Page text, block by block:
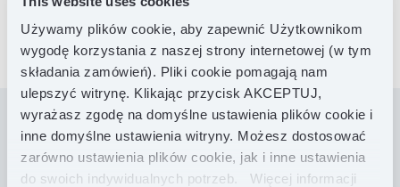
Używamy plików cookie, aby zapewnić Użytkownikom
wygodę korzystania z naszej strony internetowej (w tym
składania zamówień). Pliki cookie pomagają nam
ulepszyć witrynę. Klikając przycisk AKCEPTUJ,
wyrażasz zgodę na domyślne ustawienia plików cookie i
inne domyślne ustawienia witryny. Możesz dostosować
zarówno ustawienia plików cookie, jak i inne ustawienia
do swoich indywidualnych potrzeb.
Więcej informacji
Dzięki najnowocześniejszej konstrukcji Triangular
Core Matrix™ i technologii ThermaCapture™,